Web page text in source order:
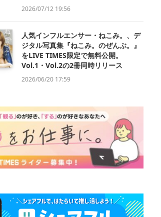
2026/07/12 19:56
人気インフルエンサー・ねこみ。、デ
ジタル写真集『ねこみ。のぜんぶ。』
をLIVE TIMES限定で無料公開。
Vol.1・Vol.2の2冊同時リリース
2026/06/20 17:59